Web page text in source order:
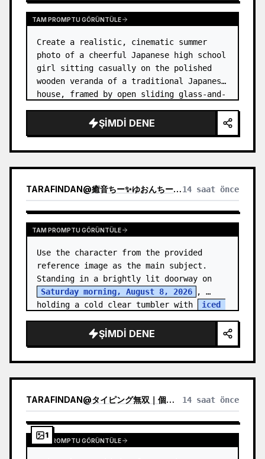
TAM PROMPTU GÖRÜNTÜLE
Create a realistic, cinematic summer
photo of a cheerful Japanese high school
girl sitting casually on the polished
wooden veranda of a traditional Japanese
house, framed by open sliding glass-and-
style school uniform top w…
ŞIMDI DENE
TARAFINDAN@癒音ちー✨ゆおんちー✨癒やし声ASMRとAI 14 saat önce
TAM PROMPTU GÖRÜNTÜLE
Use the character from the provided
reference image as the main subject.
Saturday morning, August 8, 2026
,
holding a cold clear tumbler with
iced
ŞIMDI DENE
TARAFINDAN@タイピング無双｜個人開発 14 saat önce
1
TAM PROMPTU GÖRÜNTÜLE